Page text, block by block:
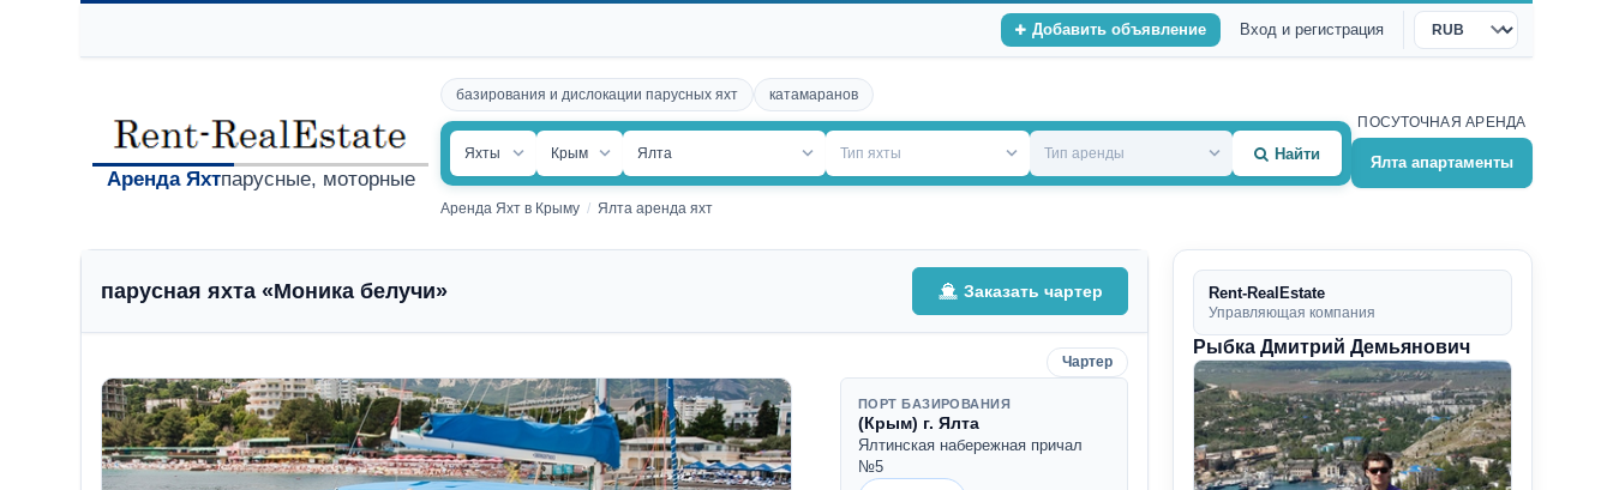
Добавить объявление Вход и регистрация
Валюта
Аренда Яхтпарусные, моторные
базирования и дислокации парусных яхт катамаранов
Яхты Крым Ялта Тип яхты Тип аренды Найти
Аренда Яхт в Крыму Ялта аренда яхт
ПОСУТОЧНАЯ АРЕНДА
Ялта апартаменты
парусная яхта «Моника белучи» Заказать чартер
Чартер
ПОРТ БАЗИРОВАНИЯ
(Крым) г. Ялта
Ялтинская набережная причал
№5
Rent-RealEstate
Управляющая компания
Рыбка Дмитрий Демьянович